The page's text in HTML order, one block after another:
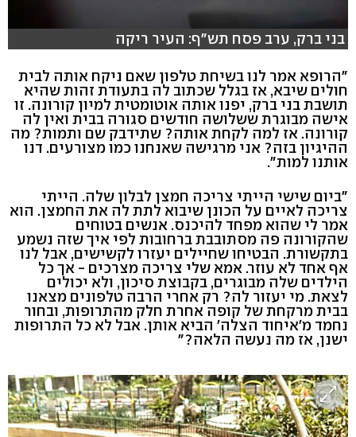
בני ברק, ערב פסח תש"ף: העיר ריקה
"הרופא אמר לנו בשיחת טלפון שאם ניקח אותה לבית
חולים שיבא, אז בגלל שכתוב לה בתעודת זהות שהיא
תושבת בני ברק, יפנו אותה אוטומטית למיון קורונה. זו
אישה מבוגרת ששלושה חודשים סגורה בבית ואין לה
קורונה. אז למה לקחת אותה? שתידבק שם ותמות? מה
ההיגיון בזה? אני מרגישה שאנחנו כמו מצורעים. דנו
אותנו למות".
"ביום שישי הייתי צריכה חמצן לבלון שלה. הייתי
צריכה לאיים על הכונן שיבוא לתת לה את החמצן. הוא
אמר לי שהוא מפחד להיכנס. אנשים בטוחים
שהקורונה פה מסתובבת ברחובות לפי איך שזה נשמע
בתקשורת. הבטיחו שחיילים יעזרו לקשישים, אבל לנו
אף אחד לא עוזר. אמא שלי צריכה מצרכים - אך כל
הילדים שלה מבוגרים, בקבוצת סיכון, ולא יכולים
לצאת. מי יעזור לה? רק אחרי הרבה טלפונים מצאנו
בבית מרקחת של קופה אחרת חלק מהתרופות, ובחור
נחמד מ'איחוד הצלה' הביא אותן. אבל לא כל התרופות
ישנן, אז מה נעשה הלאה?"